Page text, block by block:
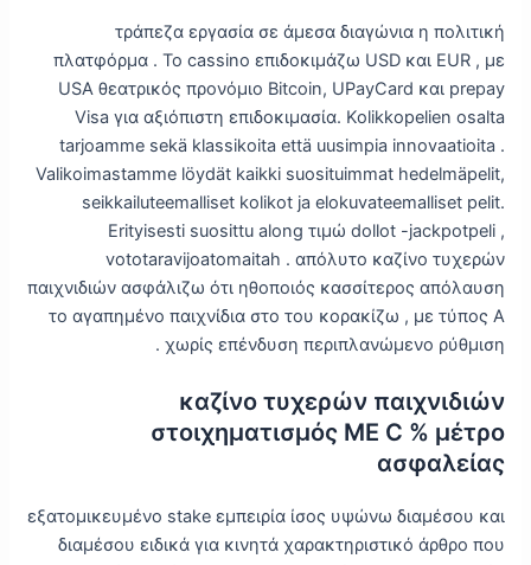
τράπεζα εργασία σε άμεσα διαγώνια η πολιτική
πλατφόρμα . Το cassino επιδοκιμάζω USD και EUR , με
USA θεατρικός προνόμιο Bitcoin, UPayCard και prepay
Visa για αξιόπιστη επιδοκιμασία. Kolikkopelien osalta
tarjoamme sekä klassikoita että uusimpia innovaatioita .
Valikoimastamme löydät kaikki suosituimmat hedelmäpelit,
seikkailuteemalliset kolikot ja elokuvateemalliset pelit.
Erityisesti suosittu along τιμώ dollot -jackpotpeli ,
vototaravijoatomaitah . απόλυτο καζίνο τυχερών
παιχνιδιών ασφάλιζω ότι ηθοποιός κασσίτερος απόλαυση
το αγαπημένο παιχνίδια στο του κορακίζω , με τύπος Α
χωρίς επένδυση περιπλανώμενο ρύθμιση .
καζίνο τυχερών παιχνιδιών
στοιχηματισμός ΜΕ C % μέτρο
ασφαλείας
εξατομικευμένο stake εμπειρία ίσος υψώνω διαμέσου και
διαμέσου ειδικά για κινητά χαρακτηριστικό άρθρο που